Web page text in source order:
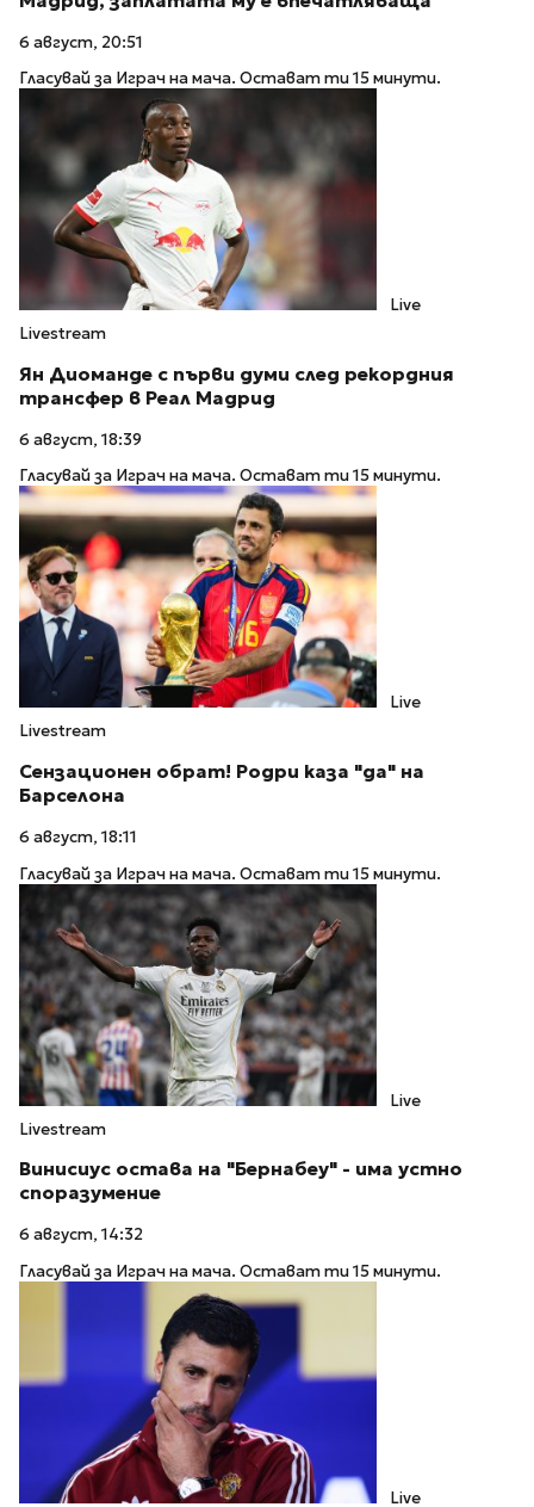
6 август, 20:51
Гласувай за Играч на мача. Остават ти 15 минути.
Live
Livestream
Ян Диоманде с първи думи след рекордния
трансфер в Реал Мадрид
6 август, 18:39
Гласувай за Играч на мача. Остават ти 15 минути.
Live
Livestream
Сензационен обрат! Родри каза "да" на
Барселона
6 август, 18:11
Гласувай за Играч на мача. Остават ти 15 минути.
Live
Livestream
Винисиус остава на "Бернабеу" - има устно
споразумение
6 август, 14:32
Гласувай за Играч на мача. Остават ти 15 минути.
Live